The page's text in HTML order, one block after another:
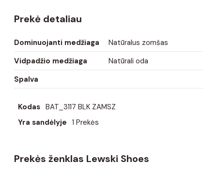
Prekė detaliau
Dominuojanti medžiaga
Natūralus zomšas
Vidpadžio medžiaga
Natūrali oda
Spalva
Kodas BAT_3117 BLK ZAMSZ
Yra sandėlyje 1 Prekės
Prekės ženklas Lewski Shoes